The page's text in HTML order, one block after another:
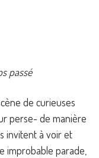
passé
de curieuses
perse- de manière
invitent à voir et
improbable parade,